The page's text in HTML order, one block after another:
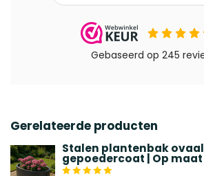
Gerelateerde producten
Stalen plantenbak ovaal
gepoedercoat | Op maat